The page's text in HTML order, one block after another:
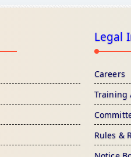
Legal
Careers
Training
Rules &